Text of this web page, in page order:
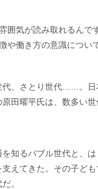
囲気が読み取れるんで
働き方の意識につい
代、さとり世代……。日
田曜平氏は、数多い
知るバブル世代と、
えてきた。その子ど
。